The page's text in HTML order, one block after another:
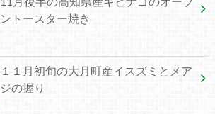
ントースター焼き
１１月初旬の大月町産イスズミとメア
ジの握り